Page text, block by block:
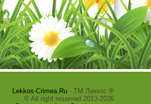
Lekkos-Crimea.Ru - ТМ Леккос ®
© All right reserved 2013-2026